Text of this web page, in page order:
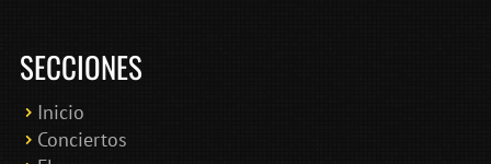
SECCIONES
Inicio
Conciertos